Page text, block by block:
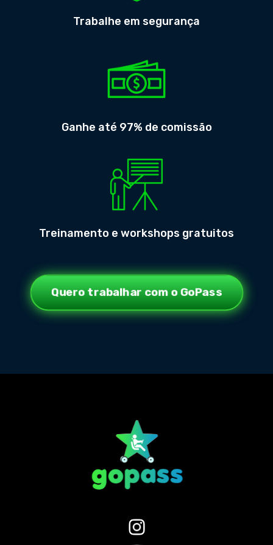
Trabalhe em segurança
Ganhe até 97% de comissão
Treinamento e workshops gratuitos
Quero trabalhar com o GoPass